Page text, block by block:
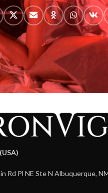
Rd Pl NE Ste N Albuquerque,